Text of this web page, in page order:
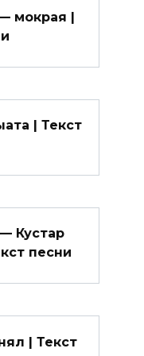
мокрая |
| Текст
Кустар
песни
| Текст